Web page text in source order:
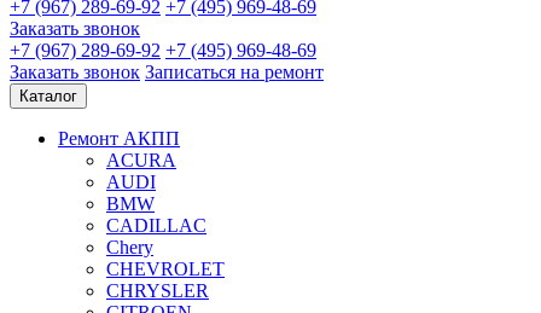
+7 (967) 289-69-92 +7 (495) 969-48-69
Заказать звонок
+7 (967) 289-69-92 +7 (495) 969-48-69
Заказать звонок Записаться на ремонт
Каталог
Ремонт АКПП
ACURA
AUDI
BMW
CADILLAC
Chery
CHEVROLET
CHRYSLER